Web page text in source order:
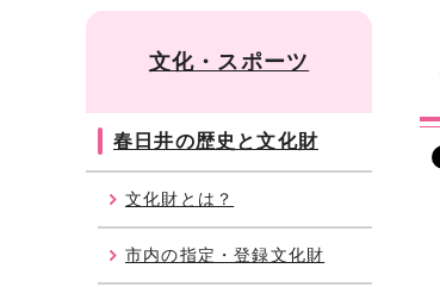
文化・スポーツ
春日井の歴史と文化財
文化財とは？
市内の指定・登録文化財